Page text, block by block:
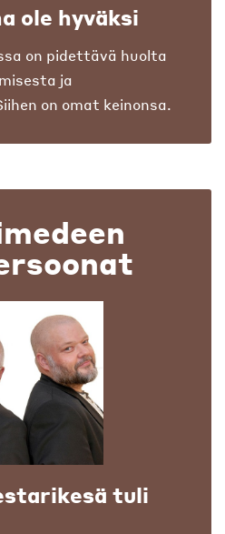
ole hyväksi
on pidettävä huolta
ja
on omat keinonsa.
tuli